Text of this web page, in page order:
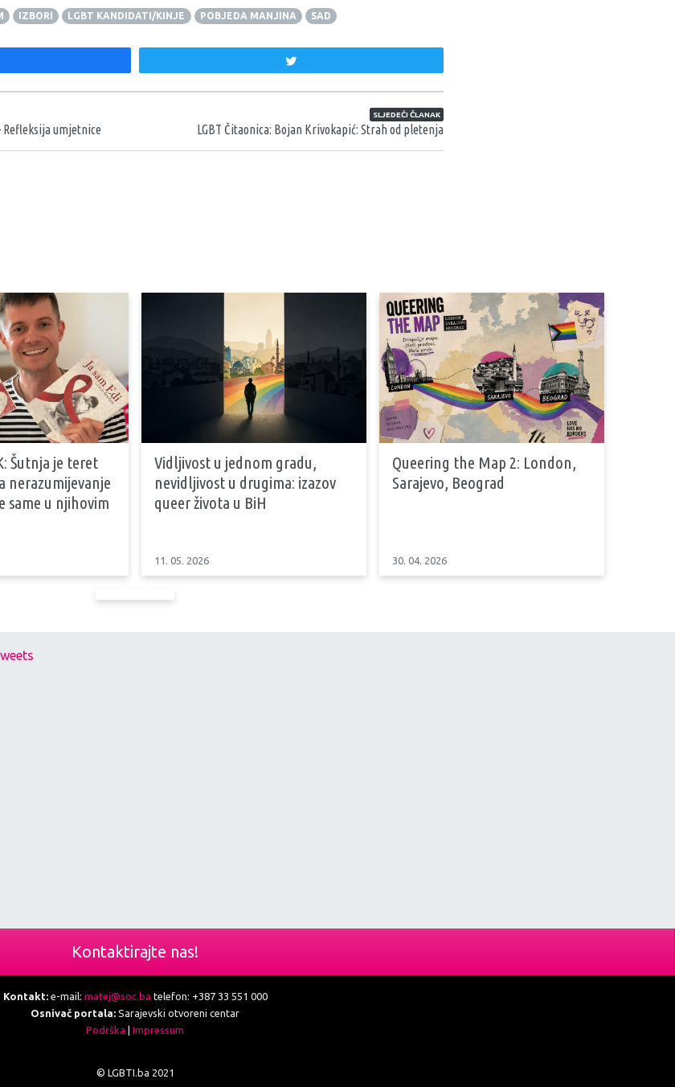
IZBORI LGBT KANDIDATI/KINJE POBJEDA MANJINA SAD
Refleksija umjetnice
SLJEDEĆI ČLANAK
LGBT Čitaonica: Bojan Krivokapić: Strah od pletenja
Šutnja je teret
nerazumijevanje
same u njihovim
Vidljivost u jednom gradu,
nevidljivost u drugima: izazov
queer života u BiH
11. 05. 2026
Queering the Map 2: London,
Sarajevo, Beograd
30. 04. 2026
Kontaktirajte nas!
Kontakt:e-mail: matej@soc.ba telefon: +387 33 551 000
Osnivač portala: Sarajevski otvoreni centar
Podrška
Impressum
© LGBTI.ba 2021